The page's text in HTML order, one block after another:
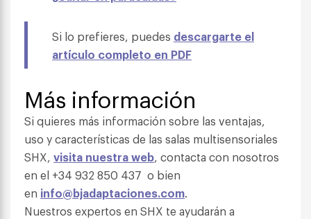
Si lo prefieres, puedes descargarte el
artículo completo en PDF
Más información
Si quieres más información sobre las ventajas,
uso y características de las salas multisensoriales
SHX, visita nuestra web, contacta con nosotros
en el +34 932 850 437 o bien
en info@bjadaptaciones.com.
Nuestros expertos en SHX te ayudarán a